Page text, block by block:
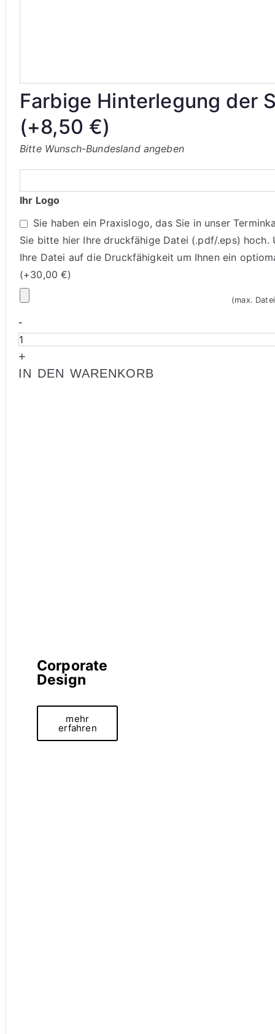
Farbige Hinterlegung der
(+8,50 €)
Bitte Wunsch-Bundesland angeben
Ihr Logo
Sie haben ein Praxislogo, das Sie in unser
Sie bitte hier Ihre druckfähige Datei (.pdf/.eps)
Ihre Datei auf die Druckfähigkeit um Ihnen ein
(+30,00€)
(max.
-
+
IN DEN WARENKORB
Corporate
Design
mehr
erfahren